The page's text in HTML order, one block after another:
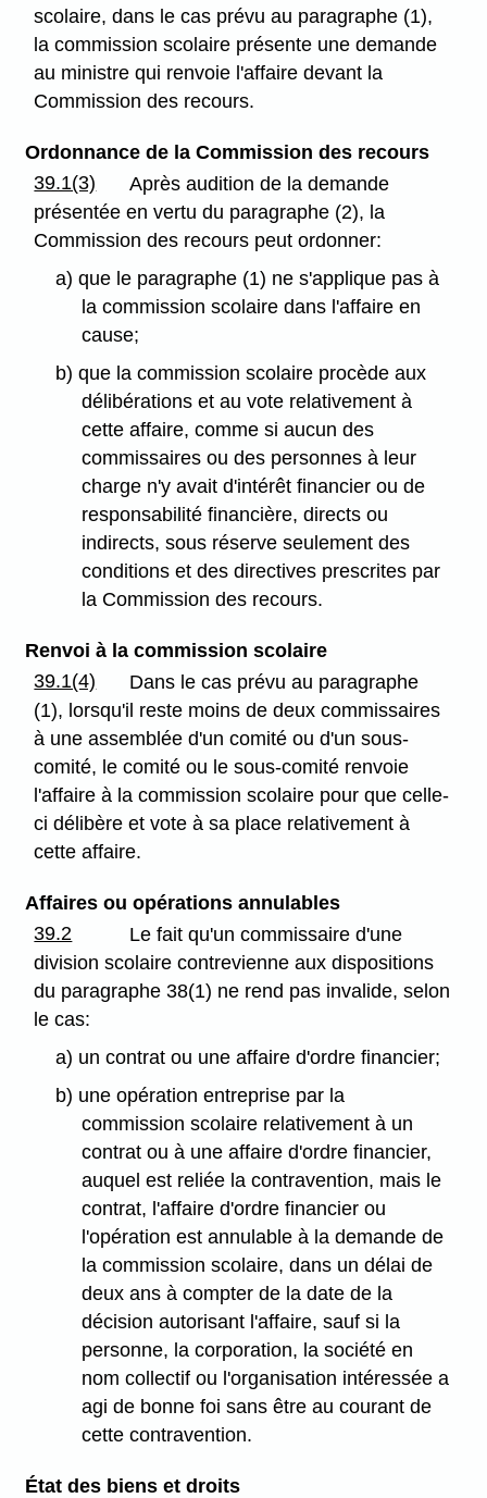
scolaire, dans le cas prévu au paragraphe (1),
la commission scolaire présente une demande
au ministre qui renvoie l'affaire devant la
Commission des recours.
Ordonnance de la Commission des recours
39.1(3)
Après audition de la demande
présentée en vertu du paragraphe (2), la
Commission des recours peut ordonner:
a) que le paragraphe (1) ne s'applique pas à
la commission scolaire dans l'affaire en
cause;
b) que la commission scolaire procède aux
délibérations et au vote relativement à
cette affaire, comme si aucun des
commissaires ou des personnes à leur
charge n'y avait d'intérêt financier ou de
responsabilité financière, directs ou
indirects, sous réserve seulement des
conditions et des directives prescrites par
la Commission des recours.
Renvoi à la commission scolaire
39.1(4)
Dans le cas prévu au paragraphe
(1), lorsqu'il reste moins de deux commissaires
à une assemblée d'un comité ou d'un sous-
comité, le comité ou le sous-comité renvoie
l'affaire à la commission scolaire pour que celle-
ci délibère et vote à sa place relativement à
cette affaire.
Affaires ou opérations annulables
39.2
Le fait qu'un commissaire d'une
division scolaire contrevienne aux dispositions
du paragraphe 38(1) ne rend pas invalide, selon
le cas:
a) un contrat ou une affaire d'ordre financier;
b) une opération entreprise par la
commission scolaire relativement à un
contrat ou à une affaire d'ordre financier,
auquel est reliée la contravention, mais le
contrat, l'affaire d'ordre financier ou
l'opération est annulable à la demande de
la commission scolaire, dans un délai de
deux ans à compter de la date de la
décision autorisant l'affaire, sauf si la
personne, la corporation, la société en
nom collectif ou l'organisation intéressée a
agi de bonne foi sans être au courant de
cette contravention.
État des biens et droits